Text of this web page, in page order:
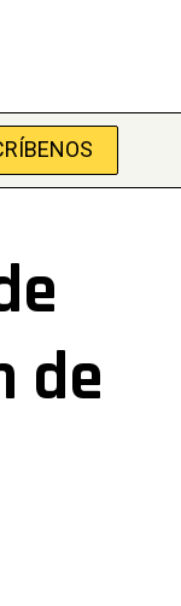
de